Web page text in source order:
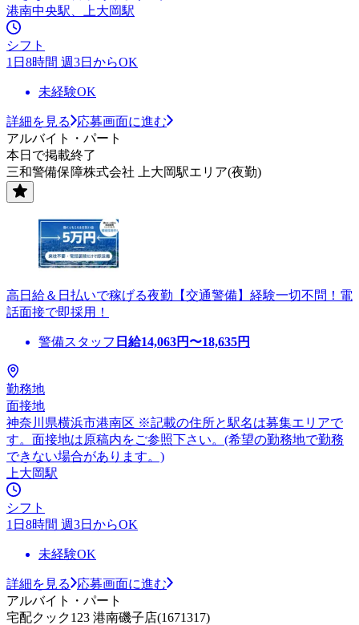
港南中央駅、上大岡駅
シフト
1日8時間 週3日からOK
未経験OK
詳細を見る
応募画面に進む
アルバイト・パート
本日で掲載終了
三和警備保障株式会社 上大岡駅エリア(夜勤)
高日給＆日払いで稼げる夜勤【交通警備】経験一切不問！電
話面接で即採用！
警備スタッフ 日給14,063円〜18,635円
勤務地
面接地
神奈川県横浜市港南区 ※記載の住所と駅名は募集エリアで
す。面接地は原稿内をご参照下さい。(希望の勤務地で勤務
できない場合があります。)
上大岡駅
シフト
1日8時間 週3日からOK
未経験OK
詳細を見る
応募画面に進む
アルバイト・パート
宅配クック123 港南磯子店(1671317)